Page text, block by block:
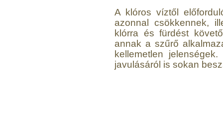
A klóros víztől
azonnal csökkennek,
klórra és fürdést
annak a szűrő
kellemetlen
javulásáról is sokan